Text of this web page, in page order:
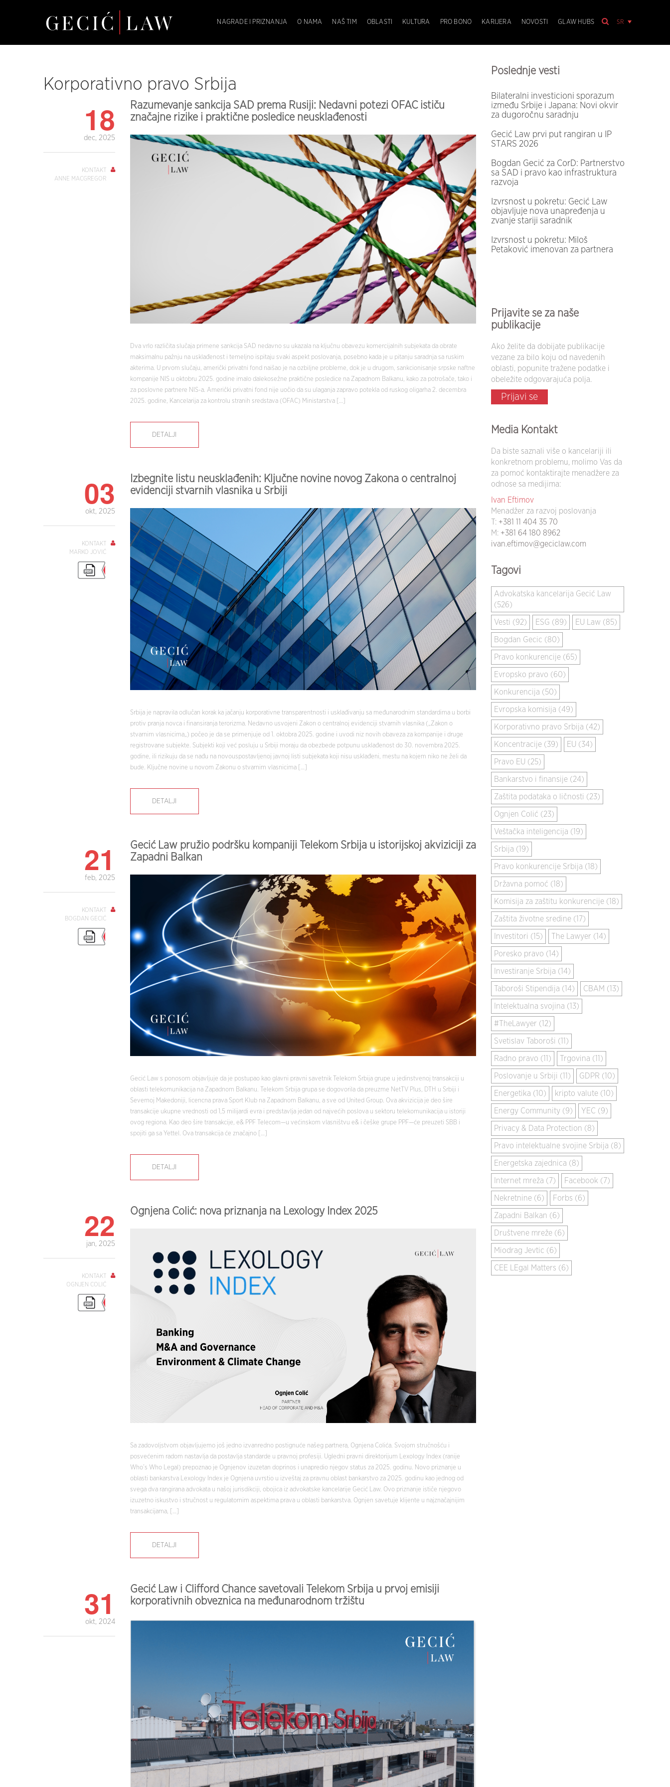
SR
NAGRADE I PRIZNANJA O NAMA NAŠ TIM OBLASTI KULTURA PRO BONO KARIJERA NOVOSTI GLAW HUBS
Korporativno pravo Srbija
18
dec, 2025
KONTAKT
ANNE MACGREGOR
Razumevanje sankcija SAD prema Rusiji: Nedavni potezi OFAC ističu
značajne rizike i praktične posledice neusklađenosti
Dva vrlo različita slučaja primene sankcija SAD nedavno su ukazala na ključnu obavezu komercijalnih subjekata da obrate
maksimalnu pažnju na usklađenost i temeljno ispitaju svaki aspekt poslovanja, posebno kada je u pitanju saradnja sa ruskim
akterima. U prvom slučaju, američki privatni fond naišao je na ozbiljne probleme, dok je u drugom, sankcionisanje srpske naftne
kompanije NIS u oktobru 2025. godine imalo dalekosežne praktične posledice na Zapadnom Balkanu, kako za potrošače, tako i
za poslovne partnere NIS-a. Američki privatni fond nije uočio da su ulaganja zapravo potekla od ruskog oligarha 2. decembra
2025. godine, Kancelarija za kontrolu stranih sredstava (OFAC) Ministarstva […]
DETALJI
03
okt, 2025
KONTAKT
MARKO JOVIĆ
Izbegnite listu neusklađenih: Ključne novine novog Zakona o centralnoj
evidenciji stvarnih vlasnika u Srbiji
Srbija je napravila odlučan korak ka jačanju korporativne transparentnosti i usklađivanju sa međunarodnim standardima u borbi
protiv pranja novca i finansiranja terorizma. Nedavno usvojeni Zakon o centralnoj evidenciji stvarnih vlasnika („Zakon o
stvarnim vlasnicima„) počeo je da se primenjuje od 1. oktobra 2025. godine i uvodi niz novih obaveza za kompanije i druge
registrovane subjekte. Subjekti koji već posluju u Srbiji moraju da obezbede potpunu usklađenost do 30. novembra 2025.
godine, ili rizikuju da se nađu na novouspostavljenoj javnoj listi subjekata koji nisu usklađeni, mestu na kojem niko ne želi da
bude. Ključne novine u novom Zakonu o stvarnim vlasnicima […]
DETALJI
21
feb, 2025
KONTAKT
BOGDAN GECIĆ
Gecić Law pružio podršku kompaniji Telekom Srbija u istorijskoj akviziciji za
Zapadni Balkan
Gecić Law s ponosom objavljuje da je postupao kao glavni pravni savetnik Telekom Srbija grupe u jedinstvenoj transakciji u
oblasti telekomunikacija na Zapadnom Balkanu. Telekom Srbija grupa se dogovorila da preuzme NetTV Plus, DTH u Srbiji i
Severnoj Makedoniji, licencna prava Sport Klub na Zapadnom Balkanu, a sve od United Group. Ova akvizicija je deo šire
transakcije ukupne vrednosti od 1,5 milijardi evra i predstavlja jedan od najvećih poslova u sektoru telekomunikacija u istoriji
ovog regiona. Kao deo šire transakcije, e& PPF Telecom—u većinskom vlasništvu e& i češke grupe PPF—će preuzeti SBB i
spojiti ga sa Yettel. Ova transakcija će značajno […]
DETALJI
22
jan, 2025
KONTAKT
OGNJEN COLIĆ
Ognjena Colić: nova priznanja na Lexology Index 2025
Sa zadovoljstvom objavljujemo još jedno izvanredno postignuće našeg partnera, Ognjena Colića. Svojom stručnošću i
posvećenim radom nastavlja da postavlja standarde u pravnoj profesiji. Ugledni pravni direktorijum Lexology Index (ranije
Who’s Who Legal) prepoznao je Ognjenov izuzetan doprinos i unapredio njegov status za 2025. godinu. Novo priznanje u
oblasti bankarstva Lexology Index je Ognjena uvrstio u izveštaj za pravnu oblast bankarstvo za 2025. godinu kao jednog od
svega dva rangirana advokata u našoj jurisdikciji, obojica iz advokatske kancelarije Gecić Law. Ovo priznanje ističe njegovo
izuzetno iskustvo i stručnost u regulatornim aspektima prava u oblasti bankarstva. Ognjen savetuje klijente u najznačajnijim
transakcijama, […]
DETALJI
31
okt, 2024
Gecić Law i Clifford Chance savetovali Telekom Srbija u prvoj emisiji
korporativnih obveznica na međunarodnom tržištu
Poslednje vesti
Bilateralni investicioni sporazum
između Srbije i Japana: Novi okvir
za dugoročnu saradnju
Gecić Law prvi put rangiran u IP
STARS 2026
Bogdan Gecić za CorD: Partnerstvo
sa SAD i pravo kao infrastruktura
razvoja
Izvrsnost u pokretu: Gecić Law
objavljuje nova unapređenja u
zvanje stariji saradnik
Izvrsnost u pokretu: Miloš
Petaković imenovan za partnera
Prijavite se za naše
publikacije
Ako želite da dobijate publikacije
vezane za bilo koju od navedenih
oblasti, popunite tražene podatke i
obeležite odgovarajuća polja.
Prijavi se
Media Kontakt
Da biste saznali više o kancelariji ili
konkretnom problemu, molimo Vas da
za pomoć kontaktirajte menadžere za
odnose sa medijima:
Ivan Eftimov
Menadžer za razvoj poslovanja
T: +381 11 404 35 70
M: +381 64 180 8962
ivan.eftimov@geciclaw.com
Tagovi
Advokatska kancelarija Gecić Law
(526)
Vesti (92) ESG (89) EU Law (85)
Bogdan Gecic (80)
Pravo konkurencije (65)
Evropsko pravo (60)
Konkurencija (50)
Evropska komisija (49)
Korporativno pravo Srbija (42)
Koncentracije (39) EU (34)
Pravo EU (25)
Bankarstvo i finansije (24)
Zaštita podataka o ličnosti (23)
Ognjen Colić (23)
Veštačka inteligencija (19)
Srbija (19)
Pravo konkurencije Srbija (18)
Državna pomoć (18)
Komisija za zaštitu konkurencije (18)
Zaštita životne sredine (17)
Investitori (15) The Lawyer (14)
Poresko pravo (14)
Investiranje Srbija (14)
Taboroši Stipendija (14) CBAM (13)
Intelektualna svojina (13)
#TheLawyer (12)
Svetislav Taboroši (11)
Radno pravo (11) Trgovina (11)
Poslovanje u Srbiji (11) GDPR (10)
Energetika (10) kripto valute (10)
Energy Community (9) YEC (9)
Privacy & Data Protection (8)
Pravo intelektualne svojine Srbija (8)
Energetska zajednica (8)
Internet mreža (7) Facebook (7)
Nekretnine (6) Forbs (6)
Zapadni Balkan (6)
Društvene mreže (6)
Miodrag Jevtic (6)
CEE LEgal Matters (6)